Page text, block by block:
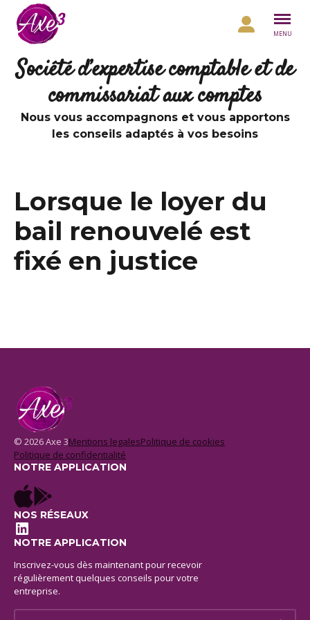
Aller au contenu
MENU
Société d’expertise comptable et de
commissariat aux comptes
Nous vous accompagnons et vous apportons
les conseils adaptés à vos besoins
Lorsque le loyer du
bail renouvelé est
fixé en justice
© 2026 Axe 3Mentions legalesPolitique de cookies
Politique de confidentialité
NOTRE APPLICATION
NOS RÉSEAUX
LinkedIn
NOTRE APPLICATION
Inscrivez-vous dès maintenant pour recevoir
régulièrement quelques conseils pour votre
entreprise.